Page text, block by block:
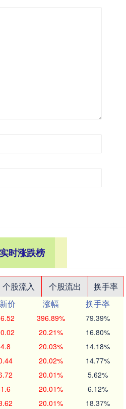
时涨跌榜
个股流入 个股流出
换手率
价 涨幅
换手率
396.89% 79.39%
20.21% 16.80%
20.03% 14.18%
20.02% 14.77%
20.01% 5.62%
20.01% 6.12%
20.01% 18.37%